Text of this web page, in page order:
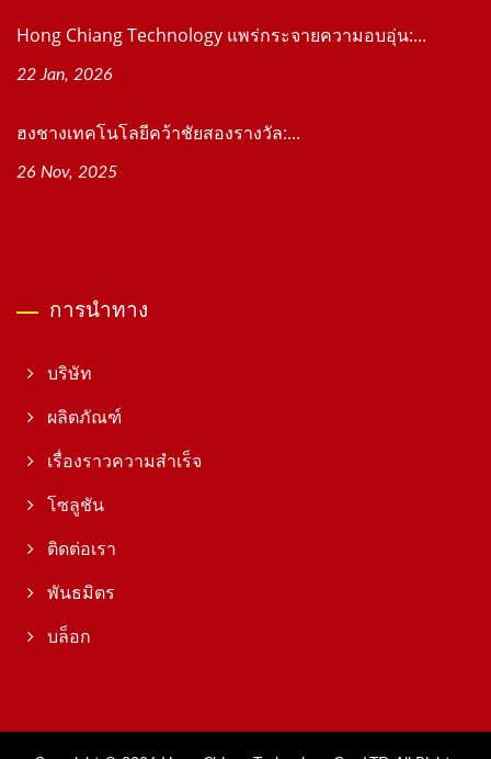
Hong Chiang Technology แพร่กระจายความอบอุ่น:...
22 Jan, 2026
ฮงชางเทคโนโลยีคว้าชัยสองรางวัล:...
26 Nov, 2025
การนำทาง
บริษัท
ผลิตภัณฑ์
เรื่องราวความสำเร็จ
โซลูชัน
ติดต่อเรา
พันธมิตร
บล็อก